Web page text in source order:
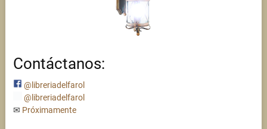
Contáctanos:
@libreriadelfarol
@libreriadelfarol
✉ Próximamente